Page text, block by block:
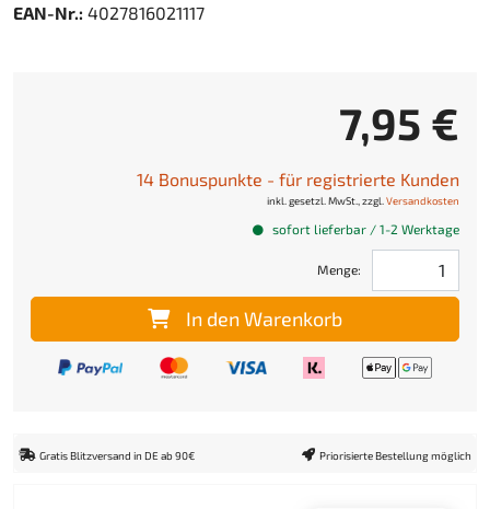
EAN-Nr.: 4027816021117
7,95 €
14 Bonuspunkte - für registrierte Kunden
inkl. gesetzl. MwSt., zzgl. Versandkosten
sofort lieferbar / 1-2 Werktage
Menge:
In den Warenkorb
Gratis Blitzversand in DE ab 90€ Priorisierte Bestellung möglich